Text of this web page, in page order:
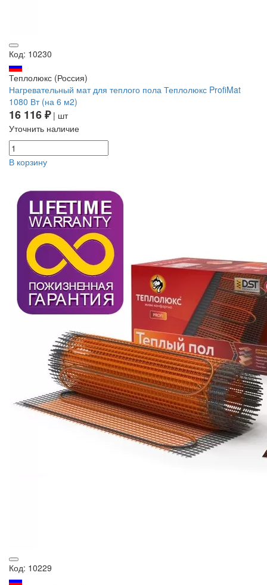
Код: 10230
Теплолюкс (Россия)
Нагревательный мат для теплого пола Теплолюкс ProfiMat
1080 Вт (на 6 м2)
16 116 ₽| шт
Уточнить наличие
В корзину
Код: 10229